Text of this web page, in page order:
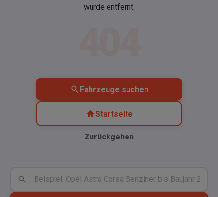
wurde entfernt.
Fahrzeuge suchen
Startseite
Zurückgehen